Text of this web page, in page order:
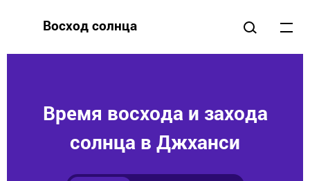
Восход солнца
Время восхода и захода
солнца в Джханси